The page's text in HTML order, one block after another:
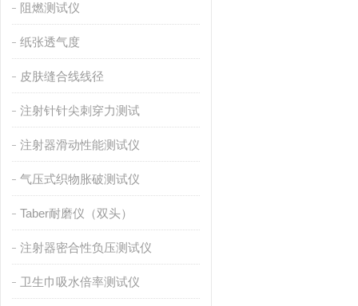
阻燃测试仪
纸张透气度
皮肤缝合线线径
注射针针尖刺穿力测试
注射器滑动性能测试仪
气压式织物胀破测试仪
Taber耐磨仪（双头）
注射器密合性负压测试仪
卫生巾吸水倍率测试仪